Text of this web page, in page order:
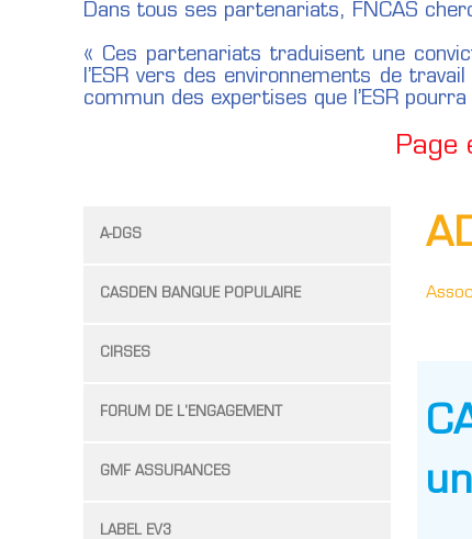
Dans tous ses partenariats, FNCAS
« Ces partenariats traduisent une
l’ESR vers des environnements de
commun des expertises que l’ESR
Page
A-DGS
CASDEN BANQUE POPULAIRE
CIRSES
FORUM DE L'ENGAGEMENT
GMF ASSURANCES
LABEL EV3